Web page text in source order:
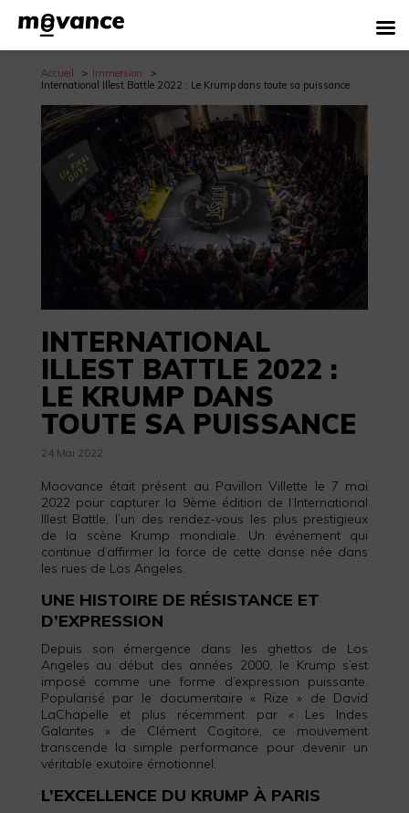
Accueil
Immersion
International Illest Battle 2022 : Le Krump dans toute sa puissance
INTERNATIONAL
ILLEST BATTLE 2022 :
LE KRUMP DANS
TOUTE SA PUISSANCE
24 Mai 2022
Moovance était présent au Pavillon Villette le 7 mai
2022 pour capturer la 9ème édition de l’International
Illest Battle, l’un des rendez-vous les plus prestigieux
de la scène Krump mondiale. Un événement qui
continue d’affirmer la force de cette danse née dans
les rues de Los Angeles.
UNE HISTOIRE DE RÉSISTANCE ET
D’EXPRESSION
Depuis son émergence dans les ghettos de Los
Angeles au début des années 2000, le Krump s’est
imposé comme une forme d’expression puissante.
Popularisé par le documentaire « Rize » de David
LaChapelle et plus récemment par « Les Indes
Galantes » de Clément Cogitore, ce mouvement
transcende la simple performance pour devenir un
véritable exutoire émotionnel.
L’EXCELLENCE DU KRUMP À PARIS